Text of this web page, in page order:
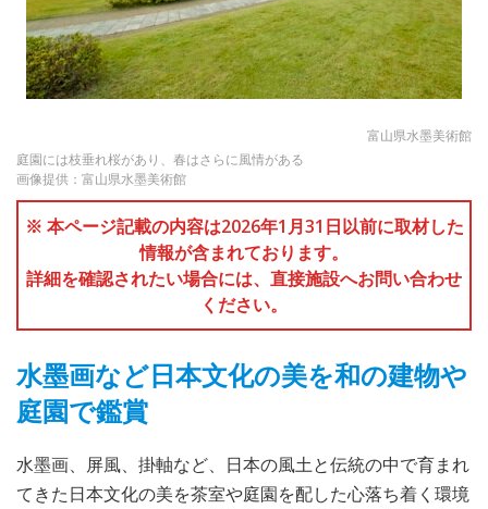
富山県水墨美術館
庭園には枝垂れ桜があり、春はさらに風情がある
画像提供：富山県水墨美術館
※ 本ページ記載の内容は2026年1月31日以前に取材した
情報が含まれております。
詳細を確認されたい場合には、直接施設へお問い合わせ
ください。
水墨画など日本文化の美を和の建物や
庭園で鑑賞
水墨画、屏風、掛軸など、日本の風土と伝統の中で育まれ
てきた日本文化の美を茶室や庭園を配した心落ち着く環境